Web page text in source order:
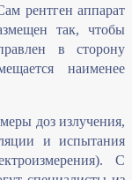
рентген аппарат
так, чтобы
в сторону
наименее
доз излучения,
и испытания
С